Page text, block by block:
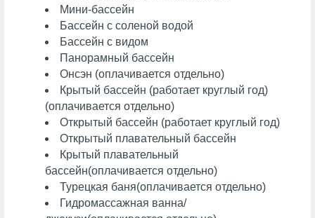
Мини-бассейн
Бассейн с соленой водой
Бассейн с видом
Панорамный бассейн
Онсэн (оплачивается отдельно)
Крытый бассейн (работает круглый год)
(оплачивается отдельно)
Открытый бассейн (работает круглый год)
Открытый плавательный бассейн
Крытый плавательный
бассейн(оплачивается отдельно)
Турецкая баня(оплачивается отдельно)
Гидромассажная ванна/